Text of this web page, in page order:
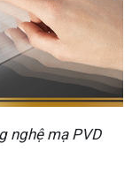
nghệ mạ PVD